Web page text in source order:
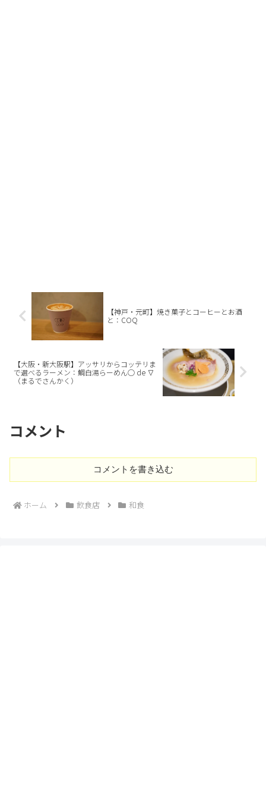
【神戸・元町】焼き菓子とコーヒーとお酒
と：COQ
【大阪・新大阪駅】アッサリからコッテリま
で選べるラーメン：鯛白湯らーめん○ de ∇
（まるでさんかく）
コメント
コメントを書き込む
ホーム 飲食店 和食